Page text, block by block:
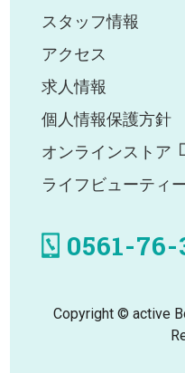
スタッフ情報
アクセス
求人情報
個人情報保護方針
オンラインストア
ライフビューティ
0561-76-
Copyright © active